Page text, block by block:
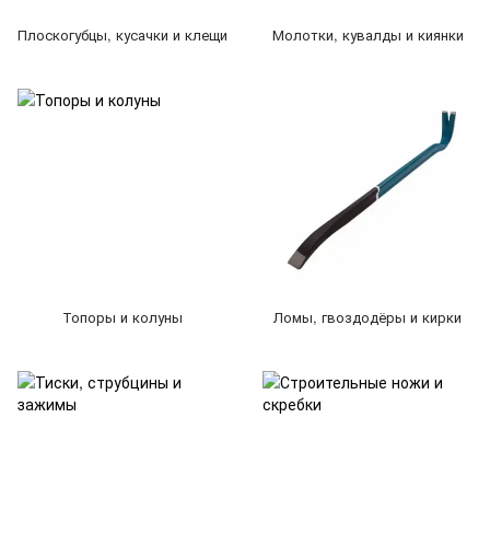
Плоскогубцы, кусачки и клещи Молотки, кувалды и киянки
Топоры и колуны Ломы, гвоздодёры и кирки